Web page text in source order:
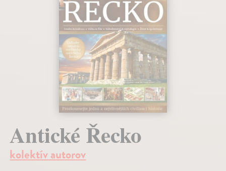
Antické Řecko
kolektív autorov